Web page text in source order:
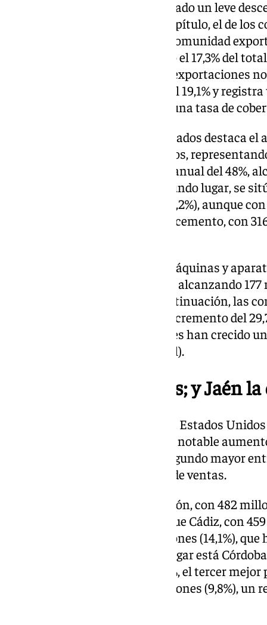
embargo, las ventas han registrado un leve
debido a la caída del segundo capítulo, el de
se mantiene como la segunda comunidad
Cataluña (23,9%), concentrando el 17,3% del
consideramos únicamente las exportaciones
experimenta un crecimiento del 19,1% y
de 1.491 millones de euros, con una tasa de
Entre los productos más exportados destaca el
ventas con 860 millones de euros,
espectacular crecimiento interanual del 48%,
existen registros (1995). En segundo lugar, se
minerales, con 728 millones (23,2%), aunque
manufacturas de piedra, yeso y cemento, con
En cuarto lugar, destacan las máquinas y
experimentado un alza del 24%, alcanzando
cifras de récord histórico. A continuación, las
sumado 175 millones, con un incremento del
vehículos espaciales y sus partes han crecido
millones de euros (4,4% del total).
Sevilla líder en ventas; y Jaén
La provincia más exportadora a Estados
millones, el 29,7% del total, y un notable
anterior. Este incremento, el segundo mayor
llevado a Sevilla a cifras récord de ventas.
Huelva ocupa la segunda posición, con 482
con una bajada del 27,1%. Le sigue Cádiz, con
del 41%, y Almería, con 441 millones (14,1%),
moderada del 4,7%. En quinto lugar está
total) y un incremento del 27,5%, el tercer
seguida de Málaga, con 308 millones (9,8%),